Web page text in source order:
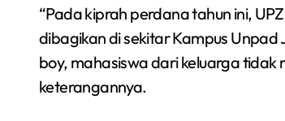
“Pada kiprah perdana tahun ini,
dibagikan di sekitar Kampus
boy, mahasiswa dari keluarga tidak
keterangannya.